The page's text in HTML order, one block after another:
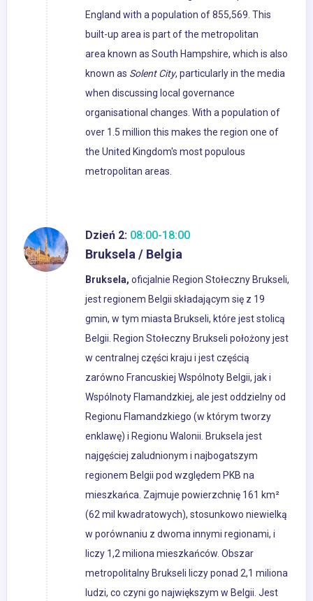
England with a population of 855,569. This
built-up area is part of the metropolitan
area known as South Hampshire, which is also
known as Solent City, particularly in the media
when discussing local governance
organisational changes. With a population of
over 1.5 million this makes the region one of
the United Kingdom's most populous
metropolitan areas.
Dzień 2: 08:00-18:00
Bruksela / Belgia
Bruksela, oficjalnie Region Stołeczny Brukseli,
jest regionem Belgii składającym się z 19
gmin, w tym miasta Brukseli, które jest stolicą
Belgii. Region Stołeczny Brukseli położony jest
w centralnej części kraju i jest częścią
zarówno Francuskiej Wspólnoty Belgii, jak i
Wspólnoty Flamandzkiej, ale jest oddzielny od
Regionu Flamandzkiego (w którym tworzy
enklawę) i Regionu Walonii. Bruksela jest
najgęściej zaludnionym i najbogatszym
regionem Belgii pod względem PKB na
mieszkańca. Zajmuje powierzchnię 161 km²
(62 mil kwadratowych), stosunkowo niewielką
w porównaniu z dwoma innymi regionami, i
liczy 1,2 miliona mieszkańców. Obszar
metropolitalny Brukseli liczy ponad 2,1 miliona
ludzi, co czyni go największym w Belgii. Jest